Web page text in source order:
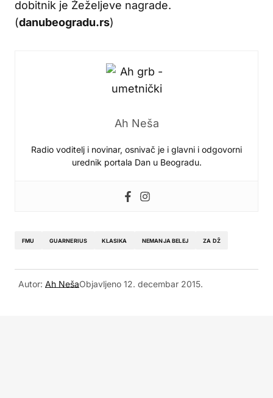
dobitnik je Žeželjeve nagrade.
(danubeogradu.rs)
Ah Neša
Radio voditelj i novinar, osnivač je i glavni i odgovorni
urednik portala Dan u Beogradu.
FMU GUARNERIUS KLASIKA NEMANJA BELEJ ZA DŽ
Autor: Ah NešaObjavljeno 12. decembar 2015.